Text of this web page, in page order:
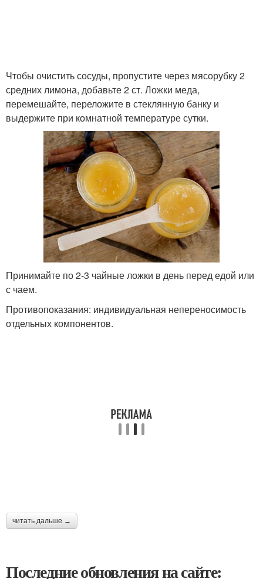
Чтобы очистить сосуды, пропустите через мясорубку 2
средних лимона, добавьте 2 ст. Ложки меда,
перемешайте, переложите в стеклянную банку и
выдержите при комнатной температуре сутки.
Принимайте по 2-3 чайные ложки в день перед едой или
с чаем.
Противопоказания: индивидуальная непереносимость
отдельных компонентов.
читать дальше →
Последние обновления на сайте: